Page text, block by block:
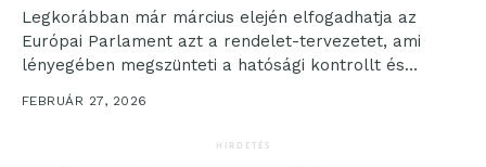
Legkorábban már március elején elfogadhatja az
Európai Parlament azt a rendelet-tervezetet, ami
lényegében megszünteti a hatósági kontrollt és
nyomon követést az új géntechnológiával...
FEBRUÁR 27, 2026
HIRDETÉS